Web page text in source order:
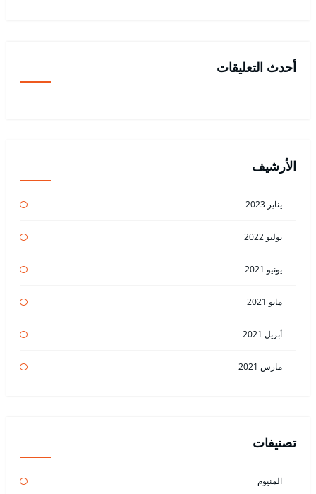
أحدث التعليقات
الأرشيف
يناير 2023
يوليو 2022
يونيو 2021
مايو 2021
أبريل 2021
مارس 2021
تصنيفات
المنيوم